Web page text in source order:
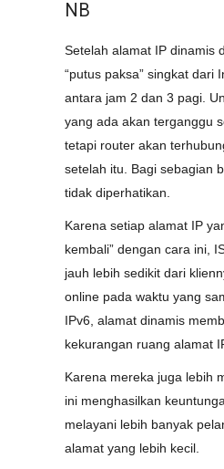
NB
Setelah alamat IP dinamis
“putus paksa” singkat dari
antara jam 2 dan 3 pagi.
yang ada akan terganggu
tetapi router akan
setelah itu. Bagi sebagian
tidak diperhatikan.
Karena setiap alamat IP
kembali” dengan cara ini,
jauh lebih sedikit dari
online pada waktu yang
IPv6, alamat dinamis
kekurangan ruang alamat
Karena mereka juga lebih
ini menghasilkan
melayani lebih banyak
alamat yang lebih kecil.